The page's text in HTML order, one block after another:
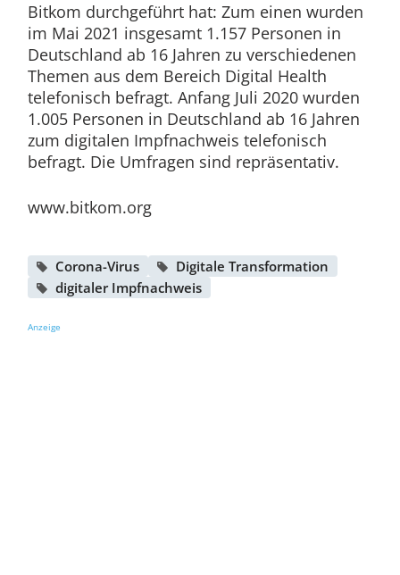
Bitkom durchgeführt hat: Zum einen wurden
im Mai 2021 insgesamt 1.157 Personen in
Deutschland ab 16 Jahren zu verschiedenen
Themen aus dem Bereich Digital Health
telefonisch befragt. Anfang Juli 2020 wurden
1.005 Personen in Deutschland ab 16 Jahren
zum digitalen Impfnachweis telefonisch
befragt. Die Umfragen sind repräsentativ.
www.bitkom.org
Corona-Virus
Digitale Transformation
digitaler Impfnachweis
Anzeige